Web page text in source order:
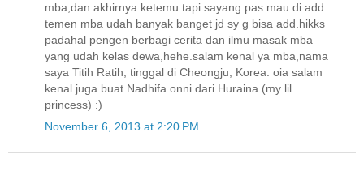
mba,dan akhirnya ketemu.tapi sayang pas mau di add
temen mba udah banyak banget jd sy g bisa add.hikks
padahal pengen berbagi cerita dan ilmu masak mba
yang udah kelas dewa,hehe.salam kenal ya mba,nama
saya Titih Ratih, tinggal di Cheongju, Korea. oia salam
kenal juga buat Nadhifa onni dari Huraina (my lil
princess) :)
November 6, 2013 at 2:20 PM